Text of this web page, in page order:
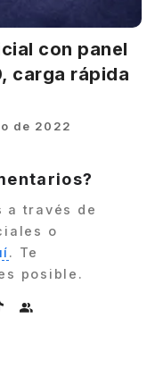
con panel
carga rápida
de 2022
a través de
o
. Te
posible.